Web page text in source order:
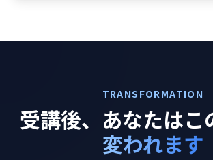
TRANSFORMATION
受講後、あなたはこ
変われます